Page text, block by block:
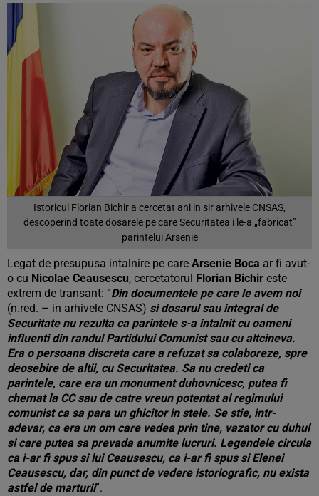
Istoricul Florian Bichir a cercetat ani in sir arhivele CNSAS,
descoperind toate dosarele pe care Securitatea i le-a „fabricat”
parintelui Arsenie
Legat de presupusa intalnire pe care Arsenie Boca ar fi avut-
o cu Nicolae Ceausescu, cercetatorul Florian Bichir este
extrem de transant: “Din documentele pe care le avem noi
(n.red. – in arhivele CNSAS) si dosarul sau integral de
Securitate nu rezulta ca parintele s-a intalnit cu oameni
influenti din randul Partidului Comunist sau cu altcineva.
Era o persoana discreta care a refuzat sa colaboreze, spre
deosebire de altii, cu Securitatea. Sa nu credeti ca
parintele, care era un monument duhovnicesc, putea fi
chemat la CC sau de catre vreun potentat al regimului
comunist ca sa para un ghicitor in stele. Se stie, intr-
adevar, ca era un om care vedea prin tine, vazator cu duhul
si care putea sa prevada anumite lucruri. Legendele circula
ca i-ar fi spus si lui Ceausescu, ca i-ar fi spus si Elenei
Ceausescu, dar, din punct de vedere istoriografic, nu exista
astfel de marturii”.